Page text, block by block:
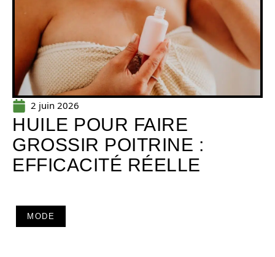
2 juin 2026
HUILE POUR FAIRE
GROSSIR POITRINE :
EFFICACITÉ RÉELLE
MODE